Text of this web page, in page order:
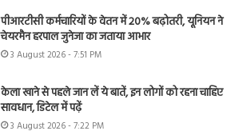
पीआरटीसी कर्मचारियों के वेतन में 20% बढ़ोतरी, यूनियन ने
चेयरमैन हरपाल जुनेजा का जताया आभार
3 August 2026 - 7:51 PM
केला खाने से पहले जान लें ये बातें, इन लोगों को रहना चाहिए
सावधान, डिटेल में पढ़ें
3 August 2026 - 7:22 PM